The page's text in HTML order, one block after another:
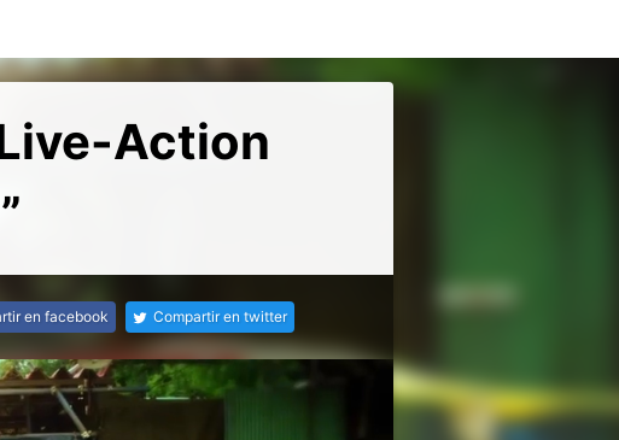
Action
en facebook Compartir en twitter